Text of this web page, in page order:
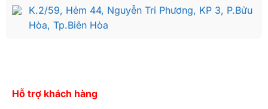
K.2/59, Hẻm 44, Nguyễn Tri Phương, KP 3, P.Bửu
Hòa, Tp.Biên Hòa
Hỗ trợ khách hàng